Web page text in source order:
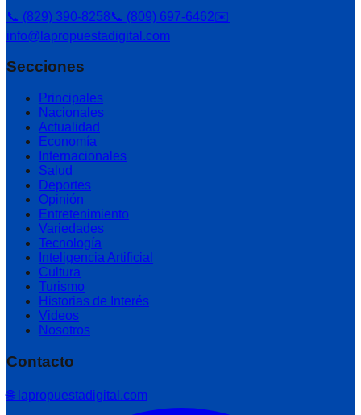
📞 (829) 390-8258📞 (809) 697-6462✉️
info@lapropuestadigital.com
Secciones
Principales
Nacionales
Actualidad
Economía
Internacionales
Salud
Deportes
Opinión
Entretenimiento
Variedades
Tecnología
Inteligencia Artificial
Cultura
Turismo
Historias de Interés
Videos
Nosotros
Contacto
🌐 lapropuestadigital.com